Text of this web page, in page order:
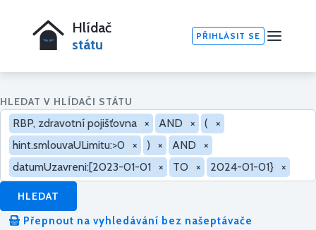
Hlídač
státu
PŘIHLÁSIT SE
HLEDAT V HLÍDAČI STÁTU
RBP, zdravotní pojišťovna × AND × (
×
hint.smlouvaULimitu:>0
× ) × AND
×
datumUzavreni:[2023-01-01 × TO × 2024-01-01} ×
HLEDAT
Přepnout na vyhledávání bez našeptávače